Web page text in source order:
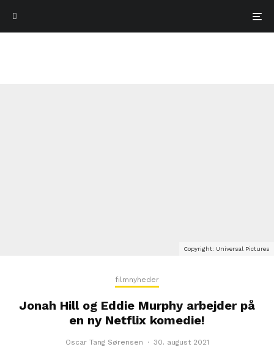
Copyright: Universal Pictures
filmnyheder
Jonah Hill og Eddie Murphy arbejder på
en ny Netflix komedie!
Oscar Tang Sørensen · 30. august 2021